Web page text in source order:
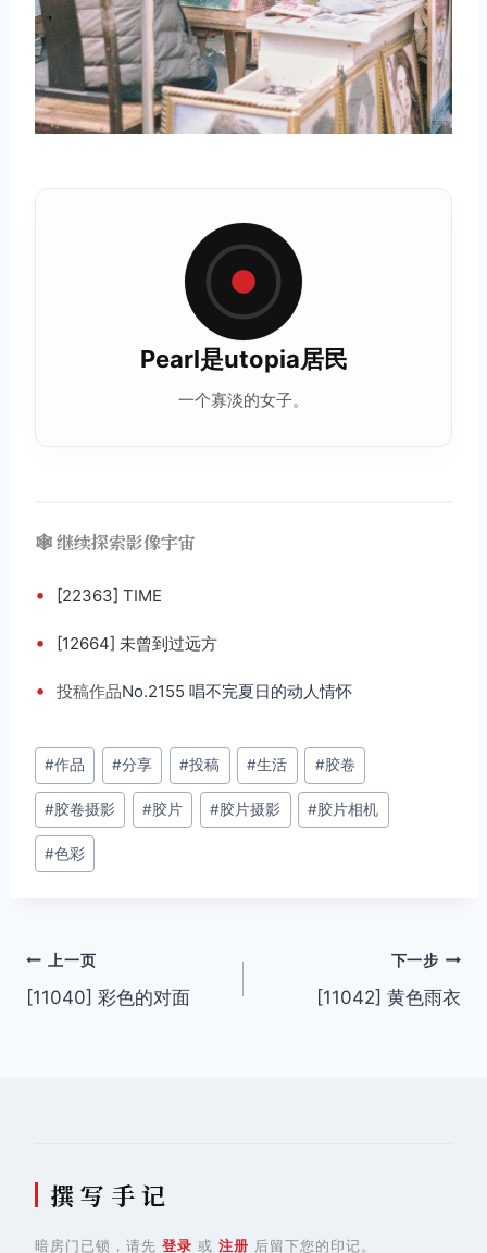
Pearl是utopia居民
一个寡淡的女子。
🕸️ 继续探索影像宇宙
• [22363] TIME
• [12664] 未曾到过远方
• 投稿作品No.2155 唱不完夏日的动人情怀
文
章
标
签：
#作品 #分享 #投稿 #生活 #胶卷
#胶卷摄影 #胶片 #胶片摄影 #胶片相机
#色彩
文
章
上一页
[11040] 彩色的对面
下一步
[11042] 黄色雨衣
撰 写 手 记
暗房门已锁，请先 登录 或 注册 后留下您的印记。